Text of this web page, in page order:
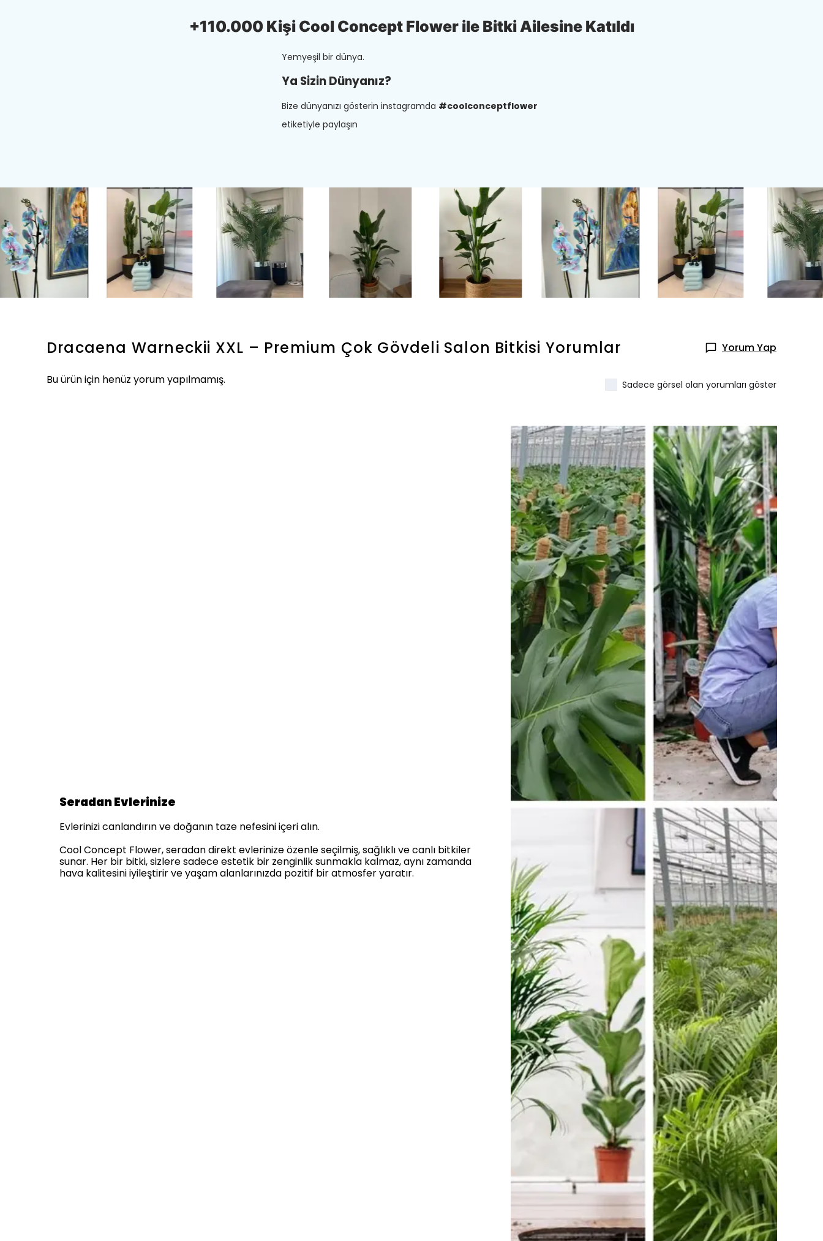
+110.000 Kişi Cool Concept Flower ile Bitki Ailesine Katıldı
Yemyeşil bir dünya.
Ya Sizin Dünyanız?
Bize dünyanızı gösterin instagramda #coolconceptflower
etiketiyle paylaşın
Dracaena Warneckii XXL – Premium Çok Gövdeli Salon Bitkisi Yorumlar Yorum Yap
Bu ürün için henüz yorum yapılmamış. Sadece görsel olan yorumları göster
Seradan Evlerinize
Evlerinizi canlandırın ve doğanın taze nefesini içeri alın.
Cool Concept Flower, seradan direkt evlerinize özenle seçilmiş, sağlıklı ve canlı bitkiler
sunar. Her bir bitki, sizlere sadece estetik bir zenginlik sunmakla kalmaz, aynı zamanda
hava kalitesini iyileştirir ve yaşam alanlarınızda pozitif bir atmosfer yaratır.
Yaza Özel
Taksit Fırsatı
Kullanım Koşullarını kabul ediyorum
Üye Ol